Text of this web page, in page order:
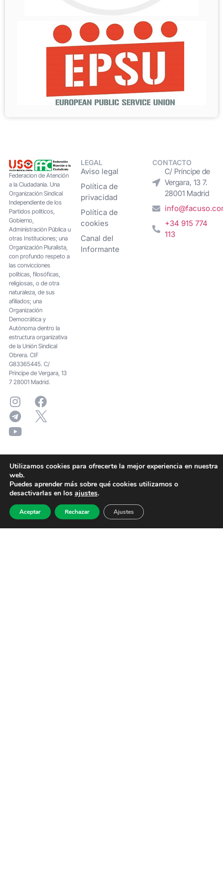
Federacion de Atención
a la Ciudadanía. Una
Organización Sindical
Independiente de los
Partidos políticos,
Gobierno,
Administración Pública u
otras Instituciones; una
Organización Pluralista,
con profundo respeto a
las convicciones
políticas, filosóficas,
religiosas, o de otra
naturaleza, de sus
afiliados; una
Organización
Democrática y
Autónoma dentro la
estructura organizativa
de la Unión Sindical
Obrera. CIF
G83365445. C/
Principe de Vergara, 13
7 28001 Madrid.
LEGAL
Aviso legal
Política de
privacidad
Política de
cookies
Canal del
Informante
CONTACTO
C/ Príncipe de
Vergara, 13 7.
28001 Madrid
+34 915 774
113
Utilizamos cookies para ofrecerte la mejor experiencia en nuestra
web.
Puedes aprender más sobre qué cookies utilizamos o
desactivarlas en los ajustes.
Aceptar Rechazar Ajustes